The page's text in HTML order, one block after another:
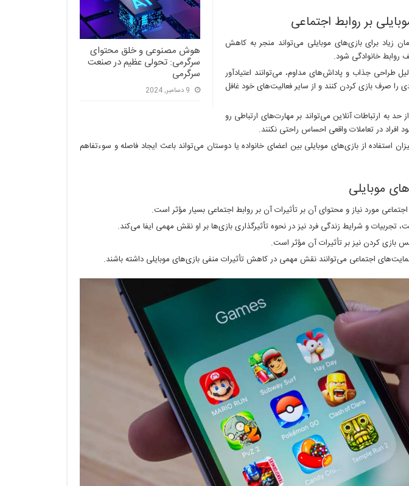
هوش مصنوعی و خلق محتوای
سرگرمی: تحولی عظیم در صنعت
سرگرمی
9 دسامبر, 2024
بر روابط اجتماعی
زیاد برای بازی‌های موبایلی می‌تواند منجر به کاهش
روابط خانوادگی شود.
طراحی جذاب و پاداش‌های مداوم، می‌توانند اعتیادآور
را صرف بازی کردن کنند و از سایر فعالیت‌های خود غافل
به ارتباطات آنلاین می‌تواند بر مهارت‌های ارتباطی رو
افراد در تعاملات واقعی احساس راحتی نکنند.
استفاده از بازی‌های موبایلی بین اعضای خانواده یا دوستان می‌تواند باعث ایجاد فاصله و سوءتفاهم
موبایلی
مورد نیاز و محتوای آن بر تأثیرات آن بر روابط اجتماعی بسیار مؤثر است.
و شرایط زندگی فرد نیز در نحوه تأثیرگذاری بازی‌ها بر او نقش مهمی ایفا می‌کند.
بازی کردن نیز بر تأثیرات آن مؤثر است.
اجتماعی می‌توانند نقش مهمی در کاهش تأثیرات منفی بازی‌های موبایلی داشته باشند.